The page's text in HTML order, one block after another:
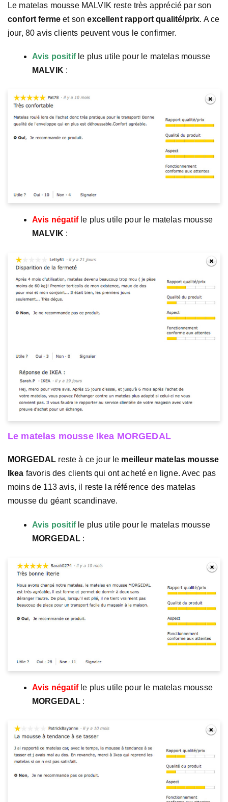
Le matelas mousse MALVIK reste très apprécié par son
confort ferme et sonexcellent rapport qualité/prix. A ce
jour, 80 avis clients peuvent vous le confirmer.
Avis positif le plus utile pour le matelas mousse
MALVIK :
Avis négatifle plus utile pour le matelas mousse
MALVIK :
Le matelas mousse Ikea MORGEDAL
MORGEDAL reste à ce jour le meilleur matelas mousse
Ikea favoris des clients qui ont acheté en ligne. Avec pas
moins de 113 avis, il reste la référence des matelas
mousse du géant scandinave.
Avis positif le plus utile pour le matelas mousse
MORGEDAL :
Avis négatifle plus utile pour le matelas mousse
MORGEDAL :